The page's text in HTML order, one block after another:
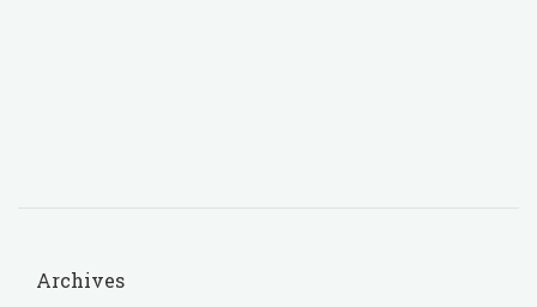
Archives